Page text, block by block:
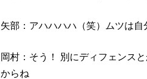
矢部：アハハハハ（笑）ムツは自
岡村：そう！ 別にディフェンス
からね